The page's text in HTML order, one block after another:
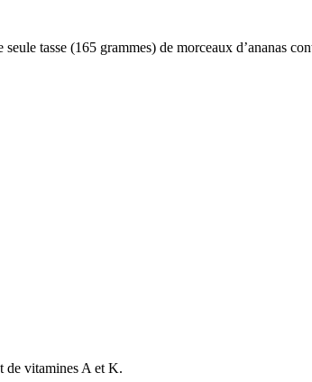
tasse (165 grammes) de morceaux d’ananas
de vitamines A et K.